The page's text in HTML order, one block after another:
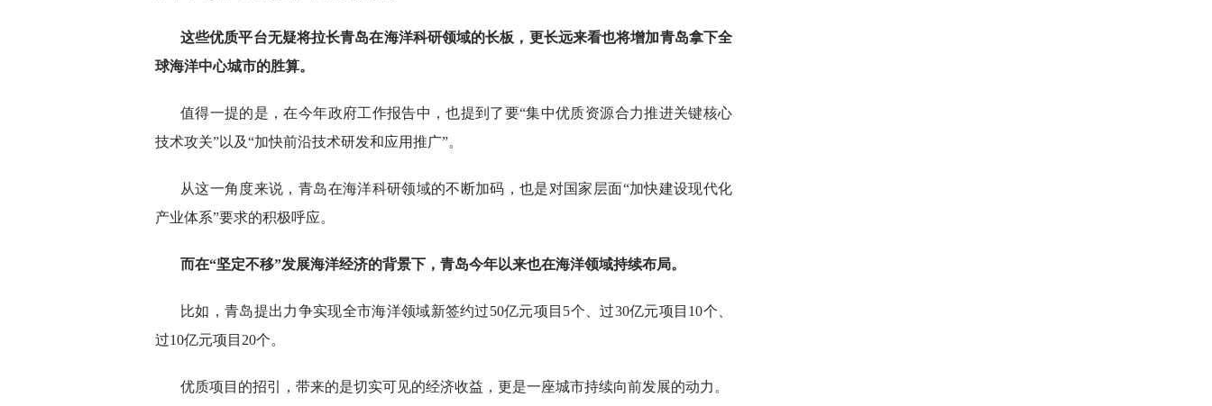
这些优质平台无疑将拉长青岛在海洋科研领域的长板，更长远来看也将增加青岛拿下全
球海洋中心城市的胜算。
值得一提的是，在今年政府工作报告中，也提到了要“集中优质资源合力推进关键核心
技术攻关”以及“加快前沿技术研发和应用推广”。
从这一角度来说，青岛在海洋科研领域的不断加码，也是对国家层面“加快建设现代化
产业体系”要求的积极呼应。
而在“坚定不移”发展海洋经济的背景下，青岛今年以来也在海洋领域持续布局。
比如，青岛提出力争实现全市海洋领域新签约过50亿元项目5个、过30亿元项目10个、
过10亿元项目20个。
优质项目的招引，带来的是切实可见的经济收益，更是一座城市持续向前发展的动力。